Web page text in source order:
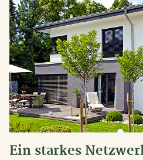
Ein starkes